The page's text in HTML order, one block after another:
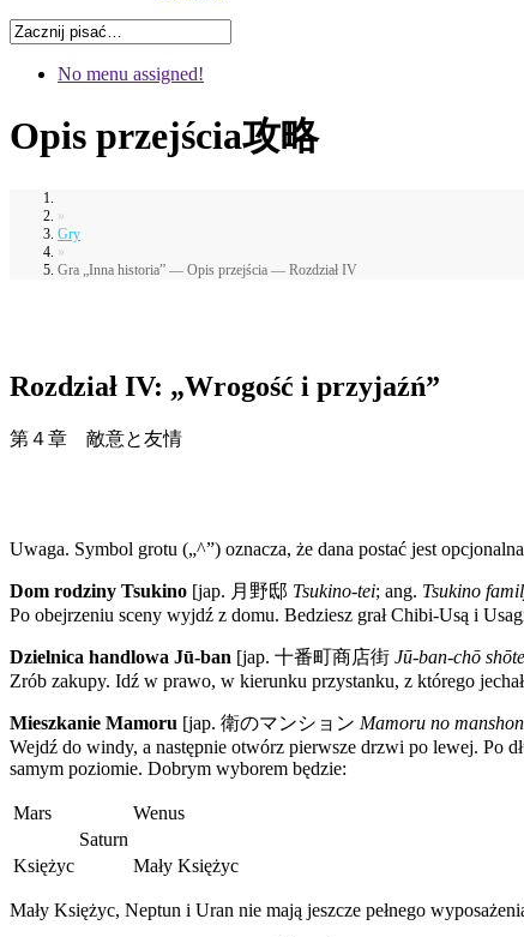
No menu assigned!
Opis przejścia攻略
»
Gry
»
Gra „Inna historia” — Opis przejścia — Rozdział IV
Rozdział IV: „Wrogość i przyjaźń”
第４章 敵意と友情
Uwaga. Symbol grotu („^”) oznacza, że dana postać jest
Dom rodziny Tsukino [jap. 月野邸 Tsukino-tei; ang. Tsukino
Po obejrzeniu sceny wyjdź z domu. Bedziesz grał Chibi-Usą i
Dzielnica handlowa Jū-ban [jap. 十番町商店街 Jū-ban-chō
Zrób zakupy. Idź w prawo, w kierunku przystanku, z którego
Mieszkanie Mamoru [jap. 衛のマンション Mamoru no manshon
Wejdź do windy, a następnie otwórz pierwsze drzwi po lewej. Po
samym poziomie. Dobrym wyborem będzie:
Mars
Wenus
Saturn
Księżyc
Mały Księżyc
Mały Księżyc, Neptun i Uran nie mają jeszcze pełnego